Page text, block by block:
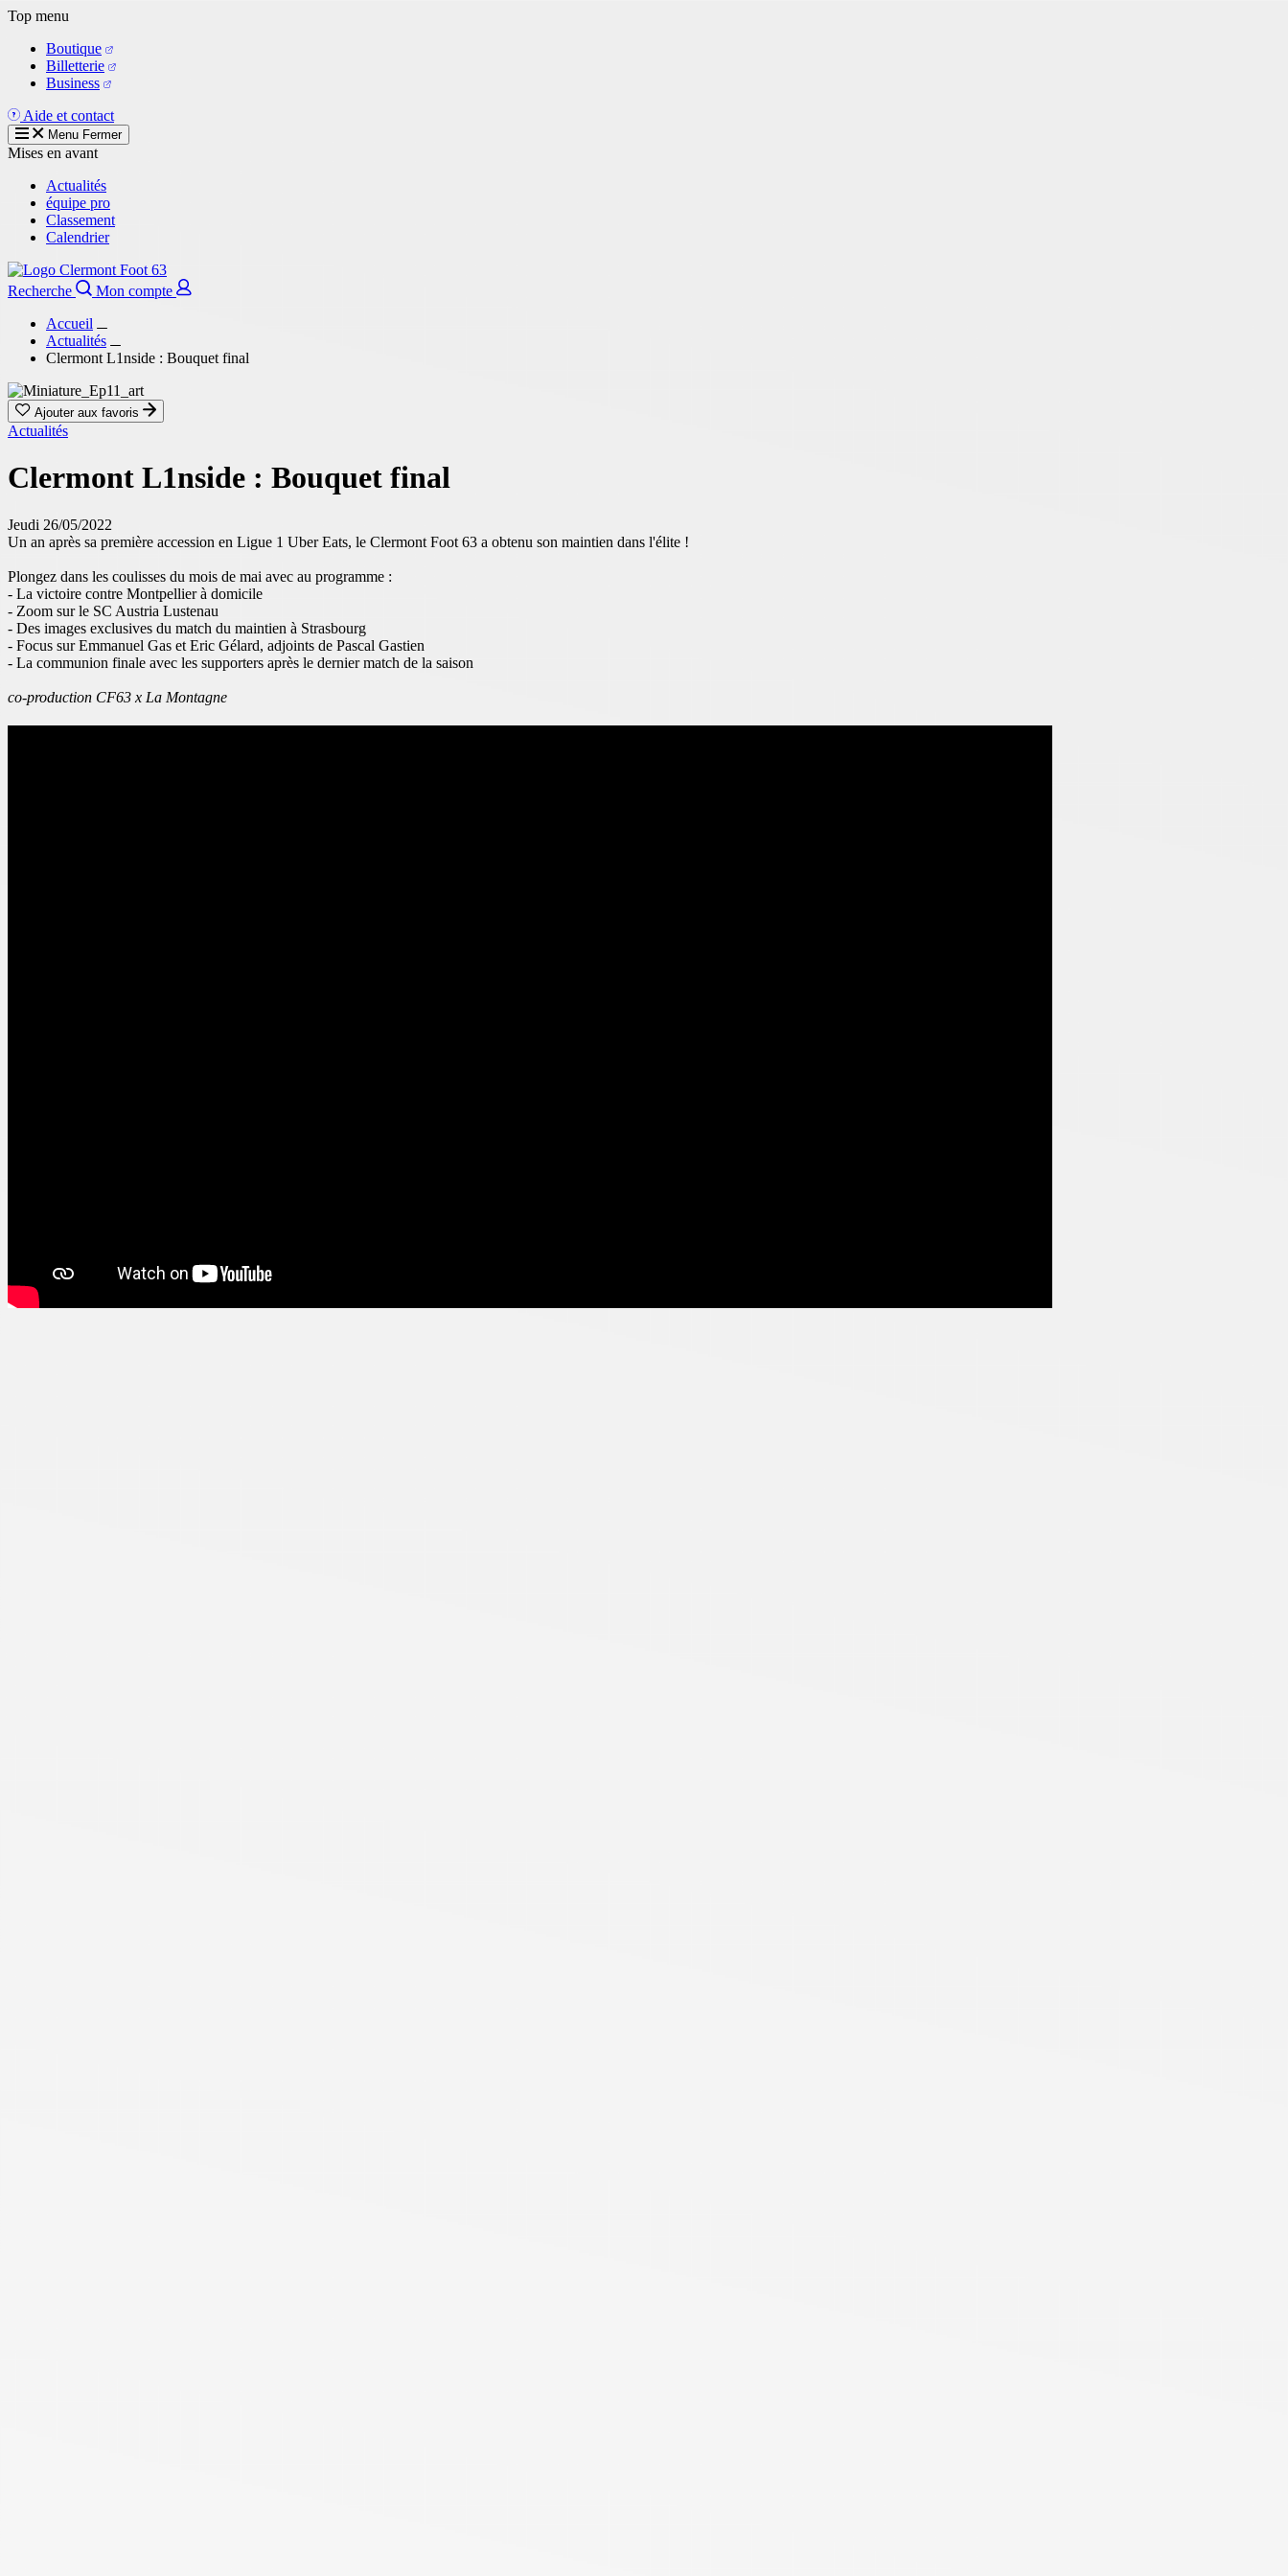
Aller
contenu
principal
Top menu
Boutique
Billetterie
Business
Aide et contact
Menu Fermer
Mises en avant
Actualités
équipe pro
Classement
Calendrier
Recherche
Mon compte
Accueil
Actualités
Clermont L1nside : Bouquet final
Ajouter aux favoris
Actualités
Clermont L1nside : Bouquet final
Jeudi 26/05/2022
Un an après sa première accession en Ligue 1 Uber Eats, le Clermont Foot 63 a obtenu son maintien dans l'élite !
Plongez dans les coulisses du mois de mai avec au programme :
- La victoire contre Montpellier à domicile
- Zoom sur le SC Austria Lustenau
- Des images exclusives du match du maintien à Strasbourg
- Focus sur Emmanuel Gas et Eric Gélard, adjoints de Pascal Gastien
- La communion finale avec les supporters après le dernier match de la saison
co-production CF63 x La Montagne